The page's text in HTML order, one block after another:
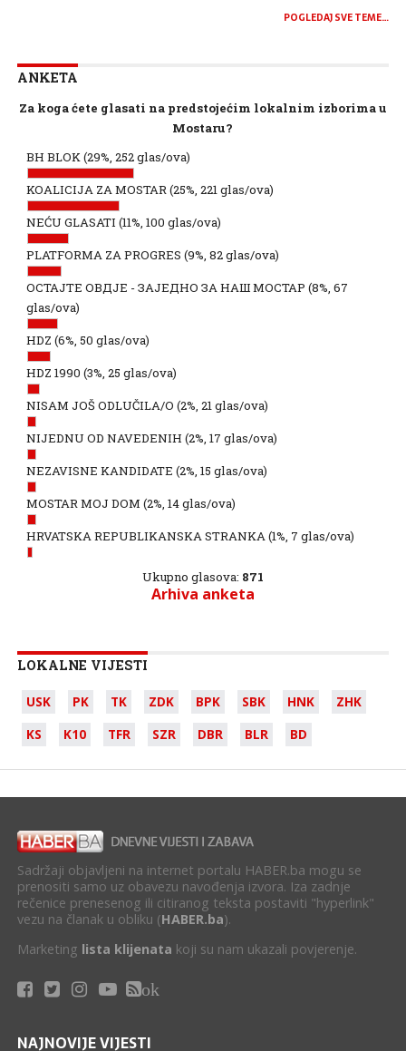
POGLEDAJ SVE TEME…
ANKETA
Za koga ćete glasati na predstojećim lokalnim izborima u
Mostaru?
BH BLOK(29%, 252 glas/ova)
KOALICIJA ZA MOSTAR(25%, 221 glas/ova)
NEĆU GLASATI (11%, 100 glas/ova)
PLATFORMA ZA PROGRES (9%, 82 glas/ova)
ОСТАЈТЕ ОВДЈЕ - ЗАЈЕДНО ЗА НАШ МОСТАР (8%, 67
glas/ova)
HDZ (6%, 50 glas/ova)
HDZ 1990 (3%, 25 glas/ova)
NISAM JOŠ ODLUČILA/O (2%, 21 glas/ova)
NIJEDNU OD NAVEDENIH (2%, 17 glas/ova)
NEZAVISNE KANDIDATE (2%, 15 glas/ova)
MOSTAR MOJ DOM (2%, 14 glas/ova)
HRVATSKA REPUBLIKANSKA STRANKA(1%, 7 glas/ova)
Ukupno glasova: 871
Arhiva anketa
LOKALNE VIJESTI
USK PK TK ZDK BPK SBK HNK
ZHK
KS
K10 TFR SZR DBR BLR BD
Sadržaji objavljeni na internet portalu HABER.ba mogu se
prenositi samo uz obavezu navođenja izvora. Iza zadnje
rečenice prenesenog ili citiranog teksta postaviti "hyperlink"
vezu na članak u obliku (HABER.ba).
Marketing lista klijenata koji su nam ukazali povjerenje.
ok
NAJNOVIJE VIJESTI